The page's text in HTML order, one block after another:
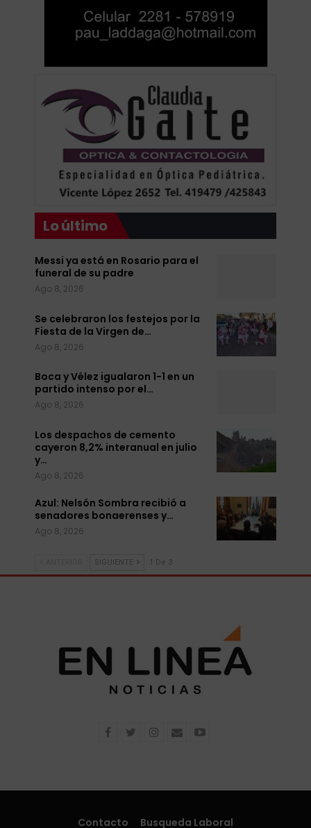
Lo último
Messi ya está en Rosario para el
funeral de su padre
Ago 8, 2026
Se celebraron los festejos por la
Fiesta de la Virgen de…
Ago 8, 2026
Boca y Vélez igualaron 1-1 en un
partido intenso por el…
Ago 8, 2026
Los despachos de cemento
cayeron 8,2% interanual en julio
y…
Ago 8, 2026
Azul: Nelsón Sombra recibió a
senadores bonaerenses y…
Ago 8, 2026
SIGUIENTE 1 De 3
Contacto Busqueda Laboral